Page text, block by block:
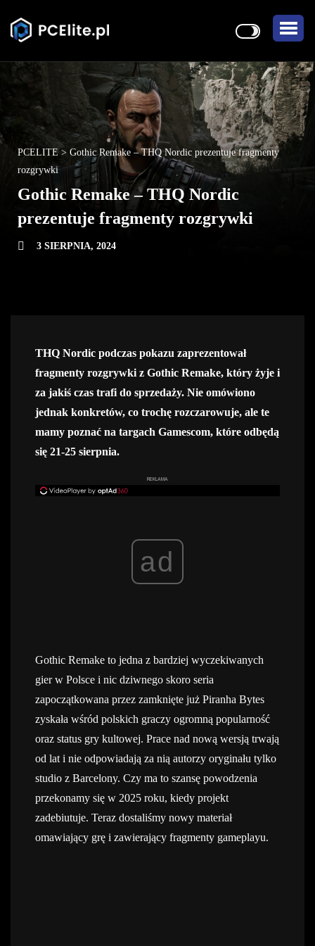
PCELITE> Gothic Remake – THQ Nordic prezentuje fragmenty
rozgrywki
Gothic Remake – THQ Nordic
prezentuje fragmenty rozgrywki
3 SIERPNIA, 2024
THQ Nordic podczas pokazu zaprezentował
fragmenty rozgrywki z Gothic Remake, który żyje i
za jakiś czas trafi do sprzedaży. Nie omówiono
jednak konkretów, co trochę rozczarowuje, ale te
mamy poznać na targach Gamescom, które odbędą
się 21-25 sierpnia.
REKLAMA
ad
Gothic Remake to jedna z bardziej wyczekiwanych
gier w Polsce i nic dziwnego skoro seria
zapoczątkowana przez zamknięte już Piranha Bytes
zyskała wśród polskich graczy ogromną popularność
oraz status gry kultowej. Prace nad nową wersją trwają
od lat i nie odpowiadają za nią autorzy oryginału tylko
studio z Barcelony. Czy ma to szansę powodzenia
przekonamy się w 2025 roku, kiedy projekt
zadebiutuje. Teraz dostaliśmy nowy materiał
omawiający grę i zawierający fragmenty gameplayu.